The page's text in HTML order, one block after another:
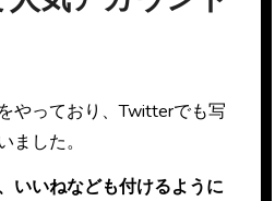
やっており、Twitterでも写
ました。
いいねなども付けるように